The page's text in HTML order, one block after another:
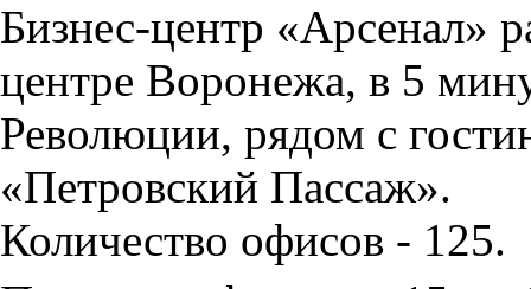
Бизнес-центр «Арсенал»
центре Воронежа, в 5
Революции, рядом с
«Петровский Пассаж».
Количество офисов - 125.